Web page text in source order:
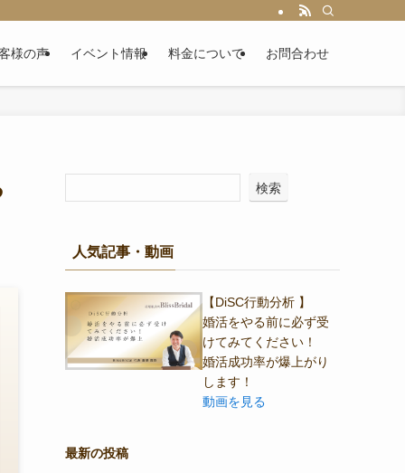
様の声 イベント情報 料金について お問合わせ
検索
人気記事・動画
【DiSC行動分析 】
婚活をやる前に必ず受
けてみてください！
婚活成功率が爆上がり
します！
動画を見る
最新の投稿